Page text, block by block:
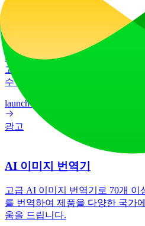
LiftOff는 제작자들이 제품을 출시
고, 다음을 사랑하는 커뮤니티와
수 있는 제품 출시 플랫폼입니다.
launch-platform
광고
AI 이미지 번역기
고급 AI 이미지 번역기로 70개 이
를 번역하여 제품을 다양한 국가
움을 드립니다.